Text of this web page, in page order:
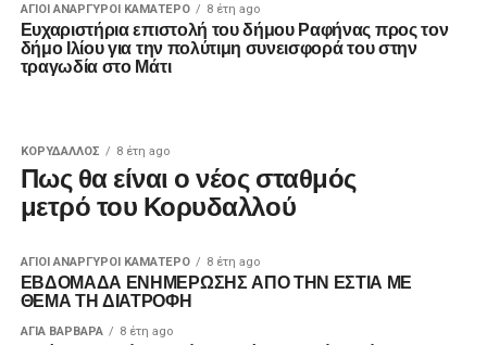
ΑΓΙΟΙ ΑΝΑΡΓΥΡΟΙ ΚΑΜΑΤΕΡΟ 8 έτη ago
Ευχαριστήρια επιστολή του δήμου Ραφήνας προς τον
δήμο Ιλίου για την πολύτιμη συνεισφορά του στην
τραγωδία στο Μάτι
ΚΟΡΥΔΑΛΛΟΣ 8 έτη ago
Πως θα είναι ο νέος σταθμός
μετρό του Κορυδαλλού
ΑΓΙΟΙ ΑΝΑΡΓΥΡΟΙ ΚΑΜΑΤΕΡΟ 8 έτη ago
ΕΒΔΟΜΑΔΑ ΕΝΗΜΕΡΩΣΗΣ ΑΠΟ ΤΗΝ ΕΣΤΙΑ ΜΕ
ΘΕΜΑ ΤΗ ΔΙΑΤΡΟΦΗ
ΑΓΙΑ ΒΑΡΒΑΡΑ 8 έτη ago